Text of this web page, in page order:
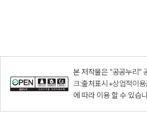
본 저작물은 "공공누리"
크:출처표시+상업적이
에 따라 이용 할 수 있습